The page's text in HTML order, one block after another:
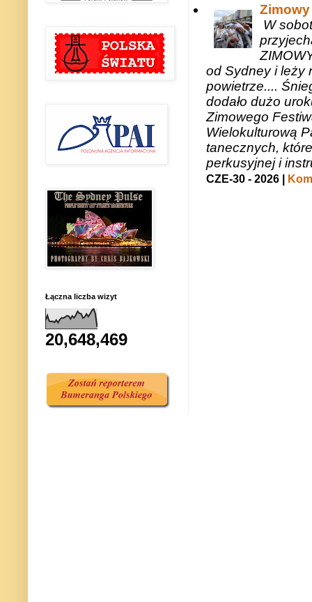
W
od Sydney i leży
powietrze....
dodało dużo
Zimowego
Wielokulturową
tanecznych,
perkusyjnej i
CZE-30 - 2026 |
Łączna liczba wizyt
20,648,469